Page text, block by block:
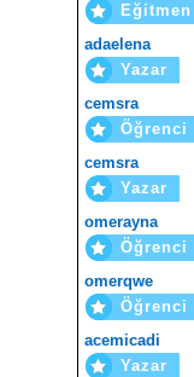
Eğitmen
adaelena
Yazar
cemsra
Öğrenci
cemsra
Yazar
omerayna
Öğrenci
omerqwe
Öğrenci
acemicadi
Yazar